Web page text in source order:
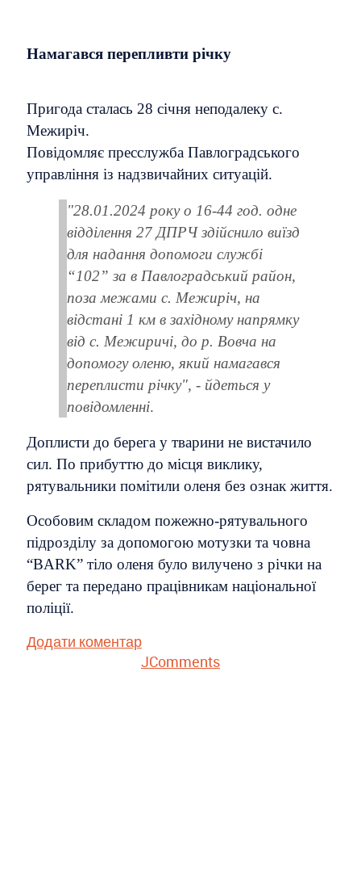
Намагався перепливти річку
Пригода сталась 28 січня неподалеку с.
Межиріч.
Повідомляє пресслужба Павлоградського
управління із надзвичайних ситуацій.
"28.01.2024 року о 16-44 год. одне
відділення 27 ДПРЧ здійснило виїзд
для надання допомоги службі
“102” за в Павлоградський район,
поза межами с. Межиріч, на
відстані 1 км в західному напрямку
від с. Межиричі, до р. Вовча на
допомогу оленю, який намагався
переплисти річку", - йдеться у
повідомленні.
Доплиcти до берега у тварини не вистачило
сил. По прибуттю до місця виклику,
рятувальники помітили оленя без ознак життя.
Особовим складом пожежно-рятувального
підрозділу за допомогою мотузки та човна
“BARK” тіло оленя було вилучено з річки на
берег та передано працівникам національної
поліції.
Додати коментар
JComments